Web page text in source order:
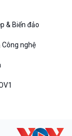
& Biển đảo
Công nghệ